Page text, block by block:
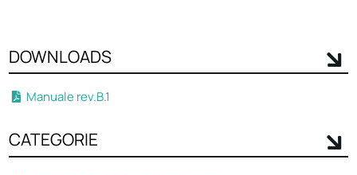
DOWNLOADS
Manuale rev.B.1
CATEGORIE